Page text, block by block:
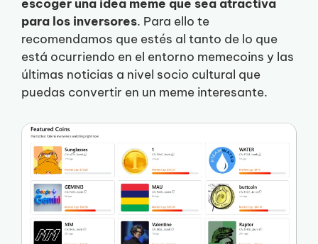
escoger una idea meme que sea atractiva
para los inversores. Para ello te
recomendamos que estés al tanto de lo que
está ocurriendo en el entorno memecoins y las
últimas noticias a nivel socio cultural que
puedas convertir en un meme interesante.